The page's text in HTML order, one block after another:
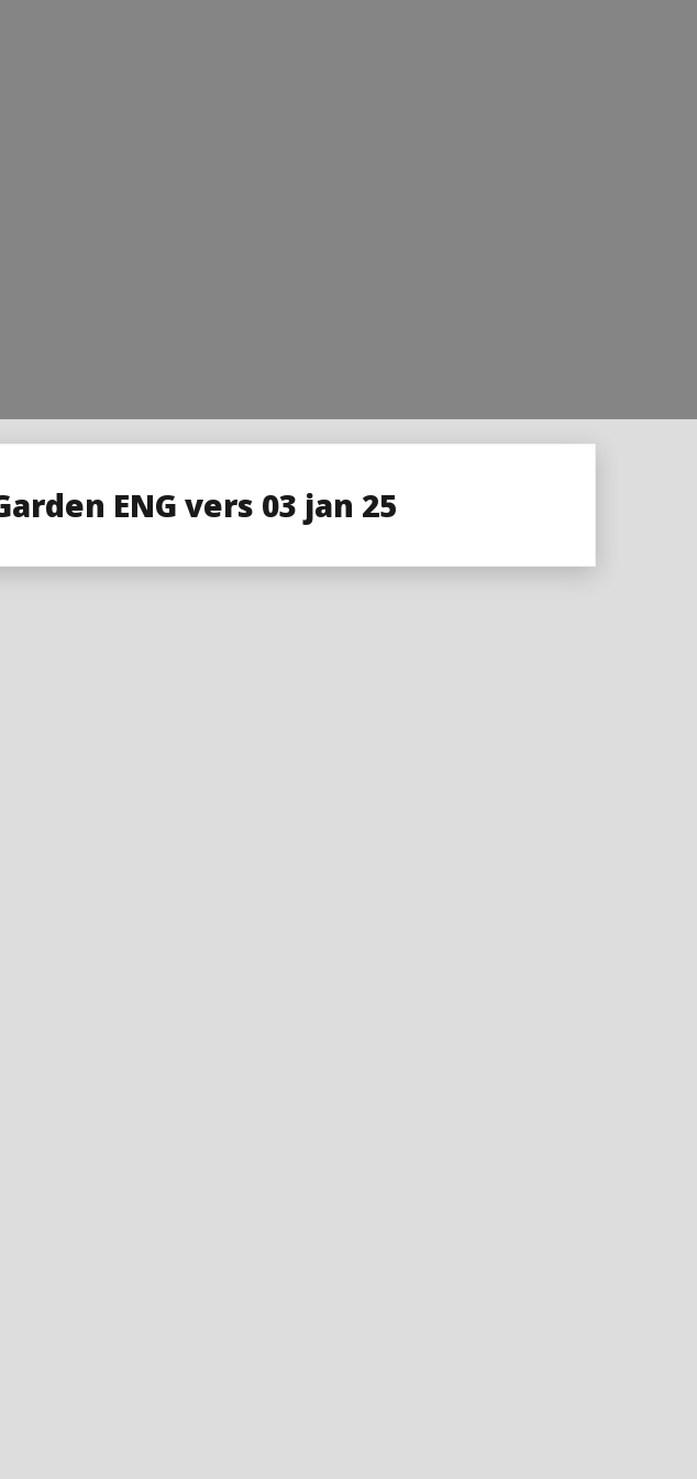
ENG vers 03 jan 25